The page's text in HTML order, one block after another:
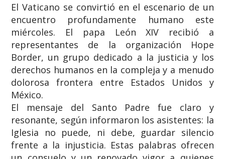
El Vaticano se convirtió en el escenario de un
encuentro profundamente humano este
miércoles. El papa León XIV recibió a
representantes de la organización Hope
Border, un grupo dedicado a la justicia y los
derechos humanos en la compleja y a menudo
dolorosa frontera entre Estados Unidos y
México.
​El mensaje del Santo Padre fue claro y
resonante, según informaron los asistentes: la
Iglesia no puede, ni debe, guardar silencio
frente a la injusticia. Estas palabras ofrecen